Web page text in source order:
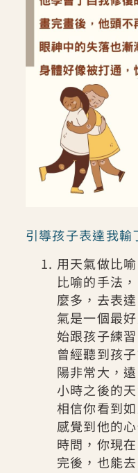
引導孩子表達我
用天氣做比
比喻的手法
麼多，去表
氣是一個最
始跟孩子練
曾經聽到孩
陽非常大，
小時之後的
相信你看到
感覺到他的
時問，你現
完後，也能